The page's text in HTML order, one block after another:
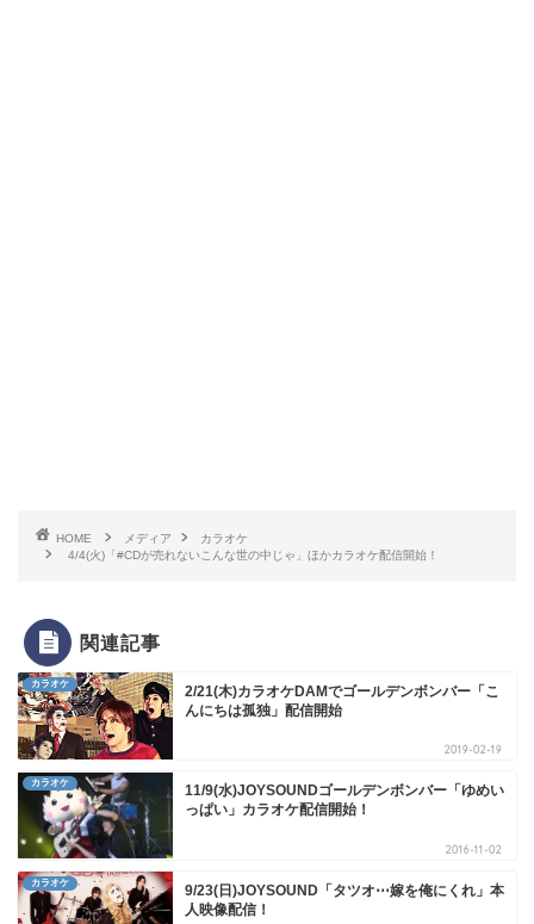
HOME メディア
カラオケ
4/4(火)「#CDが売れないこんな世の中じゃ」ほかカラオケ配信開始！
関連記事
カラオケ
2/21(木)カラオケDAMでゴールデンボンバー「こ
んにちは孤独」配信開始
2019-02-19
カラオケ
11/9(水)JOYSOUNDゴールデンボンバー「ゆめい
っぱい」カラオケ配信開始！
2016-11-02
カラオケ
9/23(日)JOYSOUND「タツオ⋯嫁を俺にくれ」本
人映像配信！